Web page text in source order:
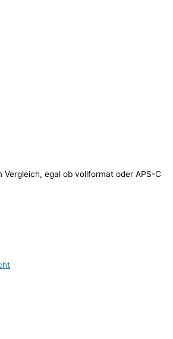
Vergleich, egal ob vollformat oder APS-C